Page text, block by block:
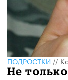
ПОДРОСТКИ//
Не